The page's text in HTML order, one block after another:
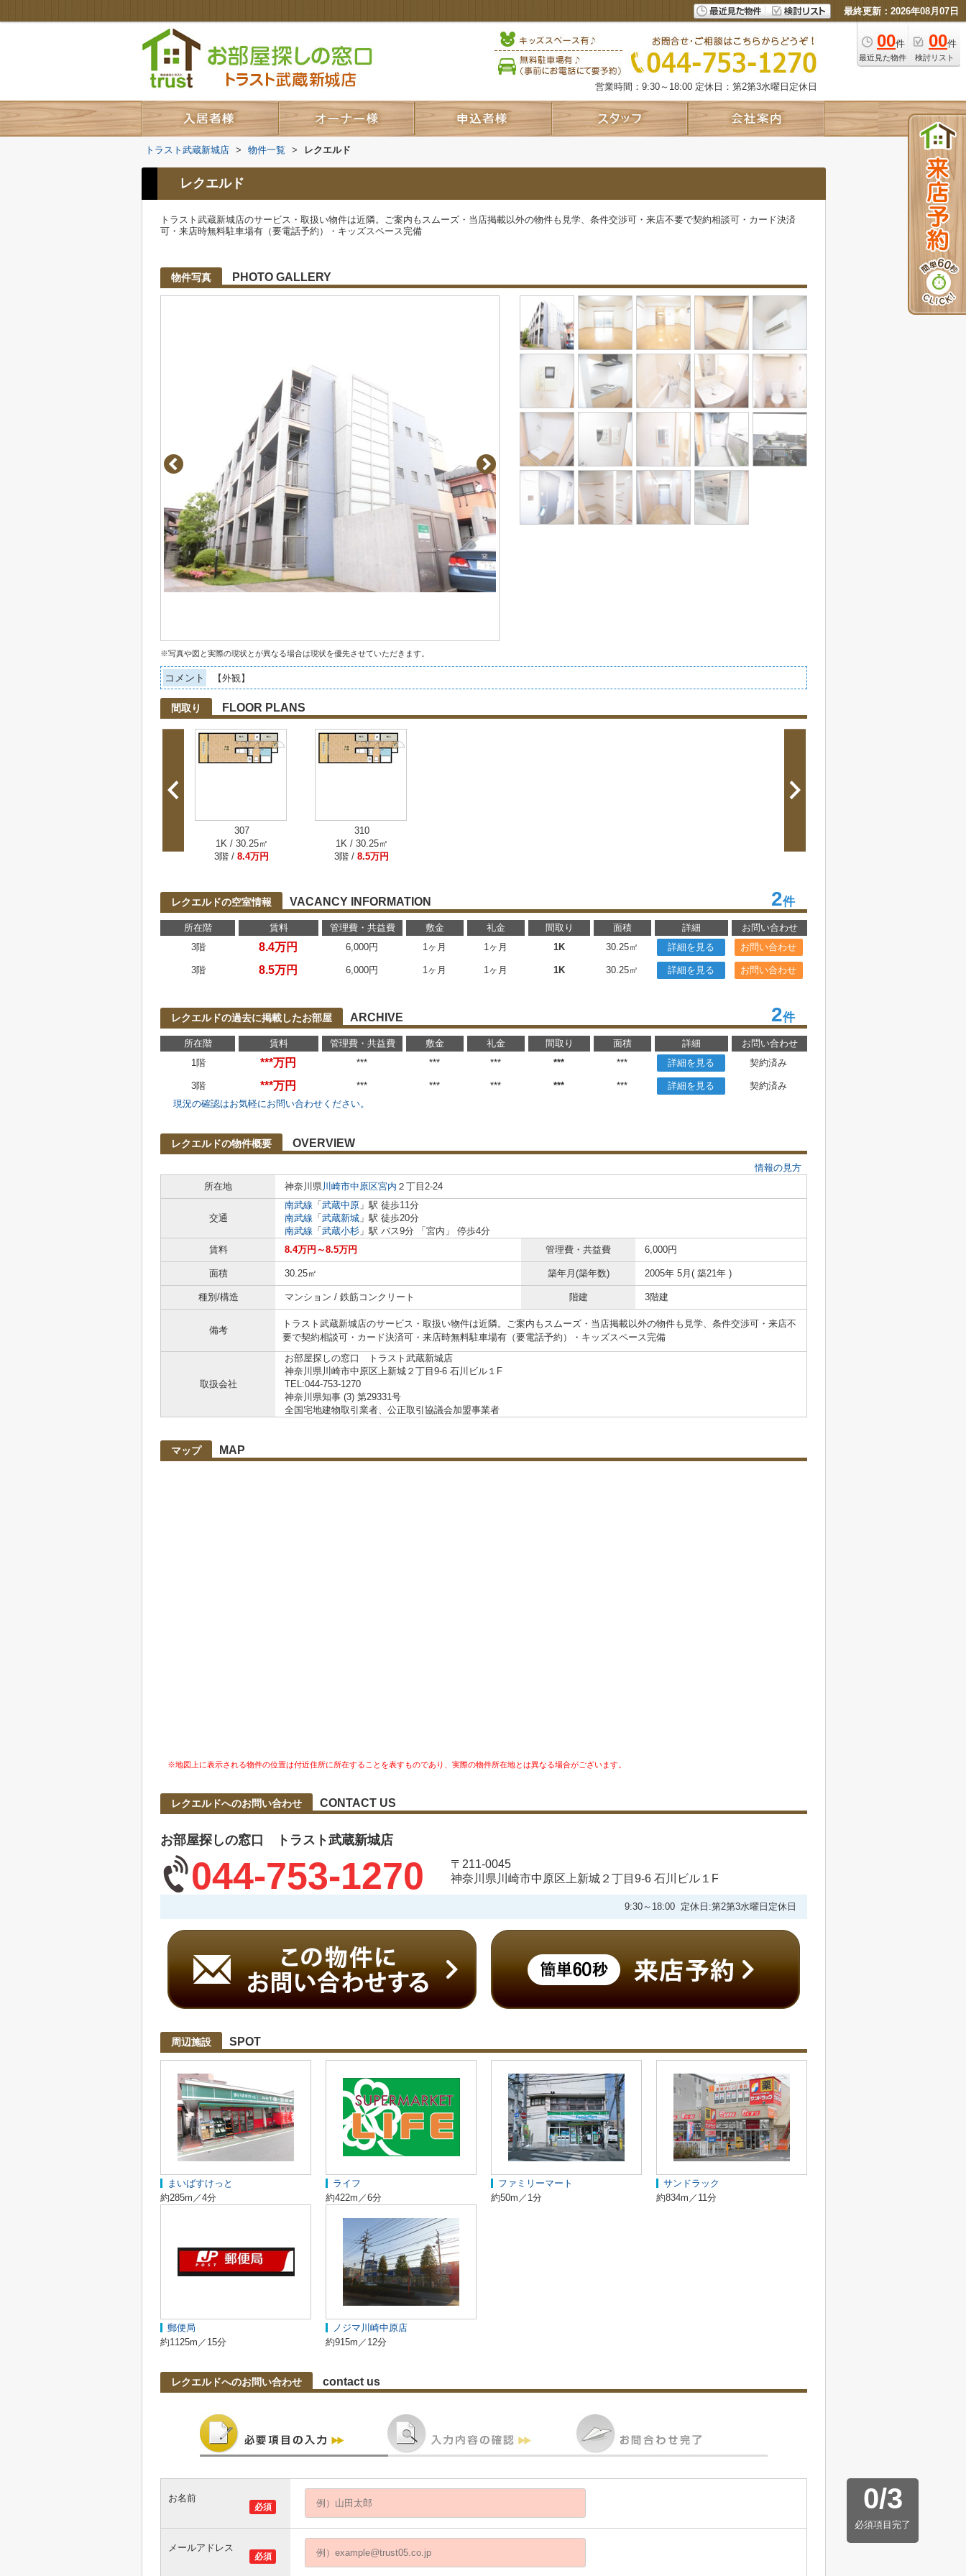
最終更新：2026年08月07日
00件
最近見た物件
00件
検討リスト
営業時間：9:30～18:00 定休日：第2第3水曜日定休日
トラスト武蔵新城店 > 物件一覧 > レクエルド
レクエルド
トラスト武蔵新城店のサービス・取扱い物件は近隣。ご案内もスムーズ・当店掲載以外の物件も見学、条件交渉可・来店不要で契約相談可・カード決済
可・来店時無料駐車場有（要電話予約）・キッズスペース完備
物件写真 PHOTO GALLERY
※写真や図と実際の現状とが異なる場合は現状を優先させていただきます。
コメント 【外観】
間取り FLOOR PLANS
307
1K / 30.25㎡
3階 / 8.4万円
310
1K / 30.25㎡
3階 / 8.5万円
レクエルドの空室情報 VACANCY INFORMATION 2件
所在階 賃料 管理費・共益費 敷金 礼金 間取り 面積 詳細
お問い合わせ
3階
8.4万円 6,000円 1ヶ月 1ヶ月 1K 30.25㎡ 詳細を見る お問い合わせ
3階 8.5万円 6,000円 1ヶ月 1ヶ月 1K 30.25㎡ 詳細を見る お問い合わせ
レクエルドの過去に掲載したお部屋 ARCHIVE 2件
所在階 賃料 管理費・共益費 敷金 礼金 間取り 面積 詳細
お問い合わせ
1階
***万円 *** *** *** *** *** 詳細を見る 契約済み
3階 ***万円 *** *** *** *** *** 詳細を見る
契約済み
現況の確認はお気軽にお問い合わせください。
レクエルドの物件概要 OVERVIEW
情報の見方
所在地
神奈川県川崎市中原区宮内 ２丁目2-24
交通
南武線 「 武蔵中原 」駅 徒歩11分
南武線 「 武蔵新城 」駅 徒歩20分
南武線 「 武蔵小杉 」駅 バス9分 「宮内」 停歩4分
賃料
8.4万円～8.5万円 管理費・共益費 6,000円
面積 30.25㎡ 築年月(築年数) 2005年 5月( 築21年 )
種別/構造 マンション / 鉄筋コンクリート 階建 3階建
備考
トラスト武蔵新城店のサービス・取扱い物件は近隣。ご案内もスムーズ・当店掲載以外の物件も見学、条件交渉可・来店不
要で契約相談可・カード決済可・来店時無料駐車場有（要電話予約）・キッズスペース完備
取扱会社
お部屋探しの窓口 トラスト武蔵新城店
神奈川県川崎市中原区上新城２丁目9-6 石川ビル１F
TEL:044-753-1270
神奈川県知事 (3) 第29331号
全国宅地建物取引業者、公正取引協議会加盟事業者
マップ MAP
※地図上に表示される物件の位置は付近住所に所在することを表すものであり、実際の物件所在地とは異なる場合がございます。
レクエルドへのお問い合わせ CONTACT US
お部屋探しの窓口 トラスト武蔵新城店
044-753-1270
〒211-0045
神奈川県川崎市中原区上新城２丁目9-6 石川ビル１F
9:30～18:00 定休日:第2第3水曜日定休日
周辺施設 SPOT
まいばすけっと
約285m／4分
ライフ
約422m／6分
ファミリーマート
約50m／1分
サンドラック
約834m／11分
郵便局
約1125m／15分
ノジマ川崎中原店
約915m／12分
レクエルドへのお問い合わせ contact us
0/3
必須項目完了
必須
お名前
必須
メールアドレス